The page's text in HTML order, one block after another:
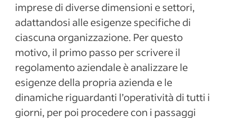
imprese di diverse dimensioni e settori,
adattandosi alle esigenze specifiche di
ciascuna organizzazione. Per questo
motivo, il primo passo per scrivere il
regolamento aziendale è analizzare le
esigenze della propria azienda e le
dinamiche riguardanti l’operatività di tutti i
giorni, per poi procedere con i passaggi